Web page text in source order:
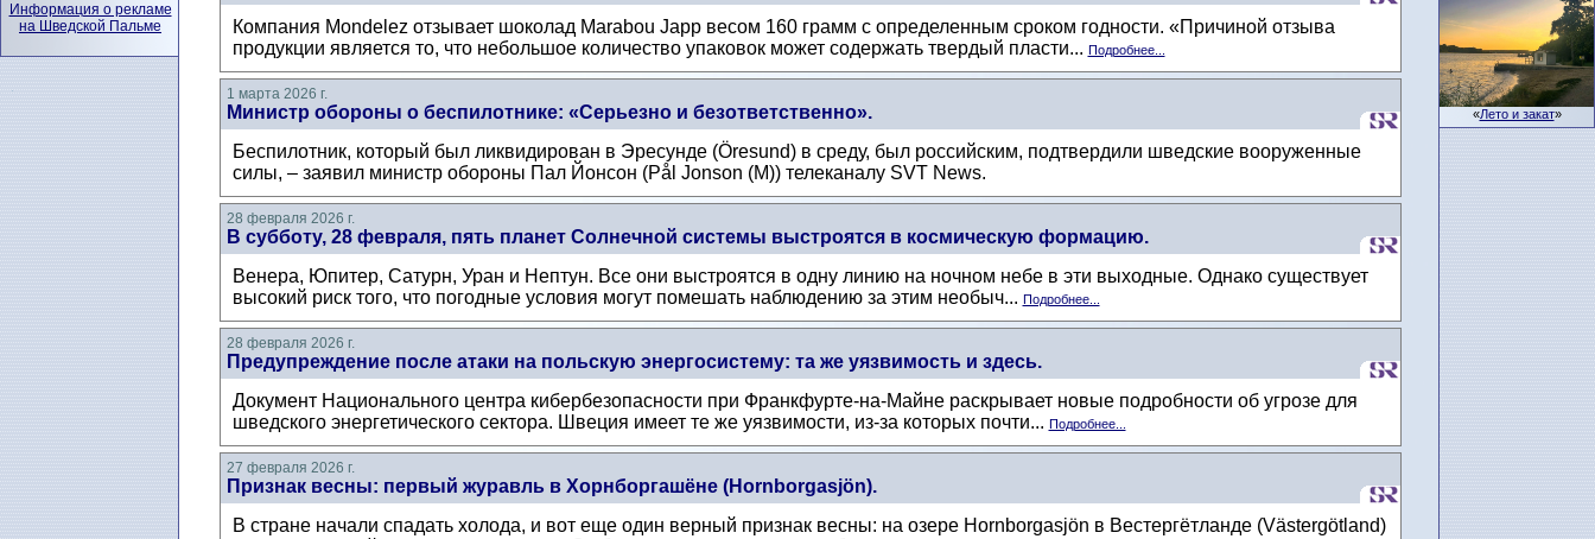
«Лето и закат»
Компания Mondelez отзывает шоколад Marabou Japp весом 160 грамм с определенным сроком годности. «Причиной отзыва
продукции является то, что небольшое количество упаковок может содержать твердый пласти... Подробнее...
1 марта 2026 г.
Министр обороны о беспилотнике: «Серьезно и безответственно».
Беспилотник, который был ликвидирован в Эресунде (Öresund) в среду, был российским, подтвердили шведские вооруженные
силы, – заявил министр обороны Пал Йонсон (Pål Jonson (M)) телеканалу SVT News.
28 февраля 2026 г.
В субботу, 28 февраля, пять планет Солнечной системы выстроятся в космическую формацию.
Венера, Юпитер, Сатурн, Уран и Нептун. Все они выстроятся в одну линию на ночном небе в эти выходные. Однако существует
высокий риск того, что погодные условия могут помешать наблюдению за этим необыч... Подробнее...
28 февраля 2026 г.
Предупреждение после атаки на польскую энергосистему: та же уязвимость и здесь.
Документ Национального центра кибербезопасности при Франкфурте-на-Майне раскрывает новые подробности об угрозе для
шведского энергетического сектора. Швеция имеет те же уязвимости, из-за которых почти... Подробнее...
27 февраля 2026 г.
Признак весны: первый журавль в Хорнборгашёне (Hornborgasjön).
В стране начали спадать холода, и вот еще один верный признак весны: на озере Hornborgasjön в Вестергётланде (Västergötland)
Информация о рекламе
на Шведской Пальме